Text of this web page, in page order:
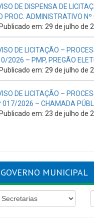
DE DISPENSA DE
PROC. ADMINISTRATIVO
Publicado em: 29 de julho de
DE LICITAÇÃO –
2026 – PMP, PREGÃO
Publicado em: 29 de julho de
DE LICITAÇÃO –
017/2026 – CHAMADA
Publicado em: 23 de julho de
GOVERNO MUNICIPAL